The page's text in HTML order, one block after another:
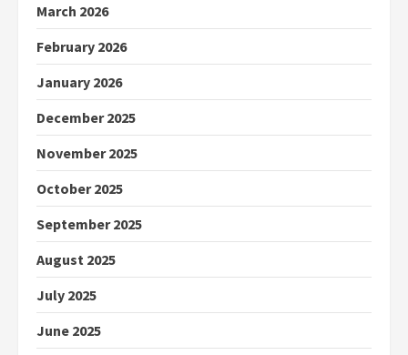
March 2026
February 2026
January 2026
December 2025
November 2025
October 2025
September 2025
August 2025
July 2025
June 2025